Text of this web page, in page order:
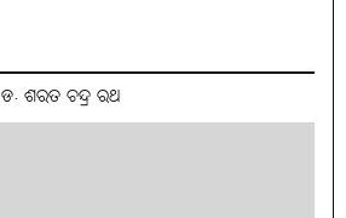
ଡ. ଶରତ ଚନ୍ଦ୍ର ରଥ